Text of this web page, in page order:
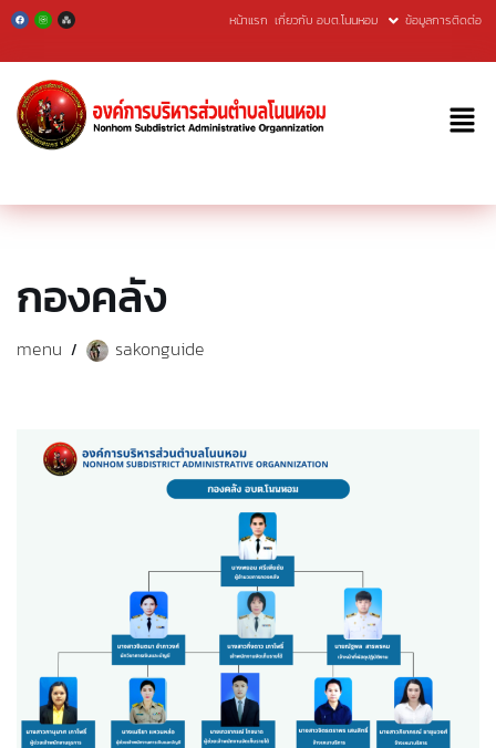
Skip
to
content
หน้าแรก เกี่ยวกับ อบต.โนนหอม ข้อมูลการติดต่อ
กองคลัง
menu sakonguide